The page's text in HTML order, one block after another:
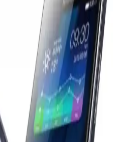
şekillendirmek zorunda
Çekilme Kararı ve
faaliyetlerini durdurabilir.
değişiklikleri bu kararda
ve güncellemeler konusunda
Galaxy S22
ve Canlılık